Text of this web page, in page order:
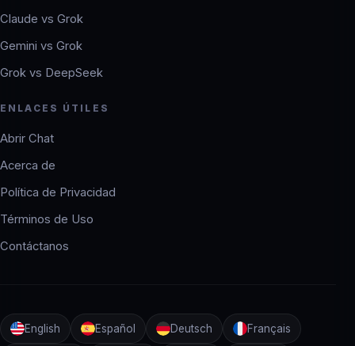
Claude vs Grok
Gemini vs Grok
Grok vs DeepSeek
ENLACES ÚTILES
Abrir Chat
Acerca de
Política de Privacidad
Términos de Uso
Contáctanos
English Español Deutsch Français